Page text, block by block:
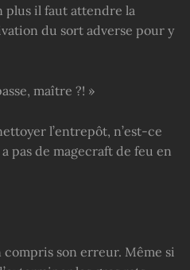
plus il faut attendre la
du sort adverse pour y
maître ?! »
l’entrepôt, n’est-ce
a pas de magecraft de feu en
son erreur. Même si